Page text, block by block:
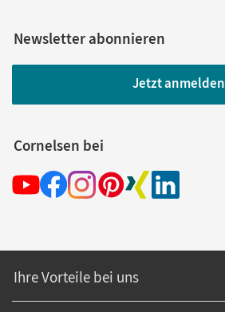
Newsletter abonnieren
Jetzt anmelden
Cornelsen bei
Ihre Vorteile bei uns